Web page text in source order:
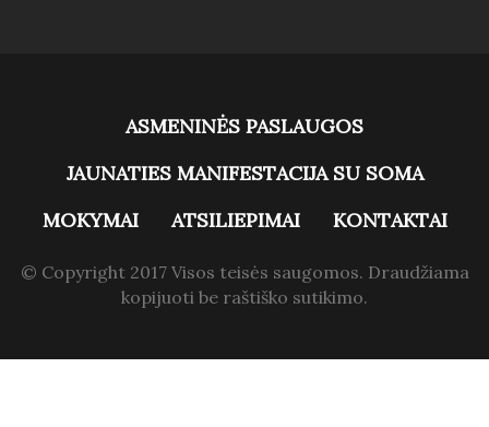
ASMENINĖS PASLAUGOS
JAUNATIES MANIFESTACIJA SU SOMA
MOKYMAI
ATSILIEPIMAI KONTAKTAI
© Copyright 2017 Visos teisės saugomos. Draudžiama
kopijuoti be raštiško sutikimo.